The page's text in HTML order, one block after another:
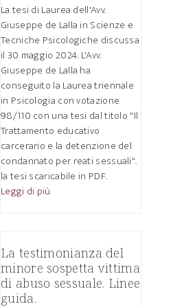
La tesi di Laurea dell'Avv.
Giuseppe de Lalla in Scienze e
Tecniche Psicologiche discussa
il 30 maggio 2024. L'Avv.
Giuseppe de Lalla ha
conseguito la Laurea triennale
in Psicologia con votazione
98/110 con una tesi dal titolo "Il
Trattamento educativo
carcerario e la detenzione del
condannato per reati sessuali".
la tesi scaricabile in PDF.
Leggi di più
La testimonianza del
minore sospetta vittima
di abuso sessuale. Linee
guida.